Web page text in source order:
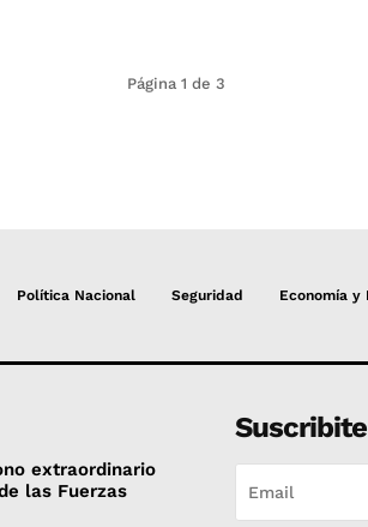
Página 1 de 3
Política Nacional Seguridad Economía y
extraordinario
las Fuerzas
Suscribite